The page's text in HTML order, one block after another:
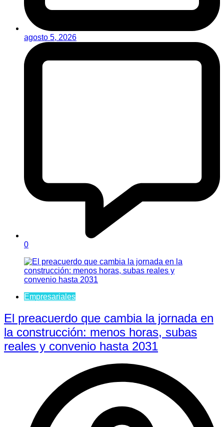
agosto 5, 2026
0
Empresariales
El preacuerdo que cambia la jornada en
la construcción: menos horas, subas
reales y convenio hasta 2031